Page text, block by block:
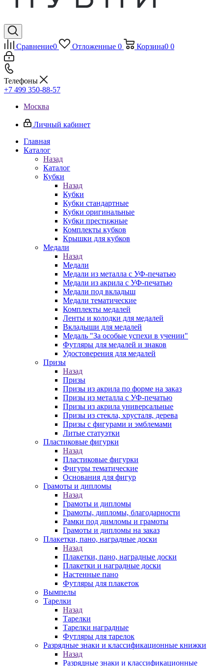
Сравнение0 Отложенные 0 Корзина0 0
Телефоны
+7 499 350-88-57
Москва
Личный кабинет
Главная
Каталог
Назад
Каталог
Кубки
Назад
Кубки
Кубки стандартные
Кубки оригинальные
Кубки престижные
Комплекты кубков
Крышки для кубков
Медали
Назад
Медали
Медали из металла с УФ-печатью
Медали из акрила с УФ-печатью
Медали под вкладыш
Медали тематические
Комплекты медалей
Ленты и колодки для медалей
Вкладыши для медалей
Медаль "За особые успехи в учении"
Футляры для медалей и знаков
Удостоверения для медалей
Призы
Назад
Призы
Призы из акрила по форме на заказ
Призы из металла с УФ-печатью
Призы из акрила универсальные
Призы из стекла, хрусталя, дерева
Призы с фигурами и эмблемами
Литые статуэтки
Пластиковые фигурки
Назад
Пластиковые фигурки
Фигуры тематические
Основания для фигур
Грамоты и дипломы
Назад
Грамоты и дипломы
Грамоты, дипломы, благодарности
Рамки под димломы и грамоты
Грамоты и дипломы на заказ
Плакетки, пано, наградные доски
Назад
Плакетки, пано, наградные доски
Плакетки и наградные доски
Настенные пано
Футляры для плакеток
Вымпелы
Тарелки
Назад
Тарелки
Тарелки наградные
Футляры для тарелок
Разрядные знаки и классификационные книжки
Назад
Разрядные знаки и классификационные